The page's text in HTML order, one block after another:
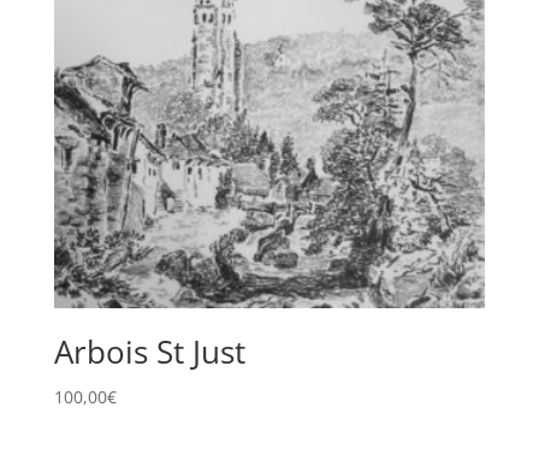
Arbois St Just
100,00€